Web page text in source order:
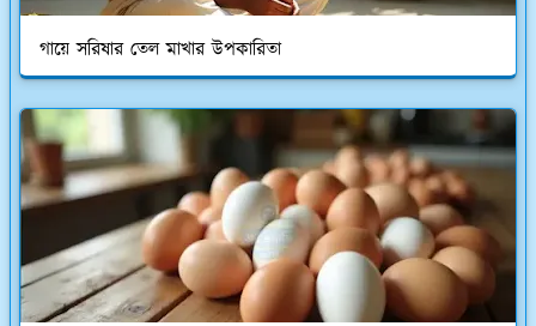
গায়ে সরিষার তেল মাখার উপকারিতা